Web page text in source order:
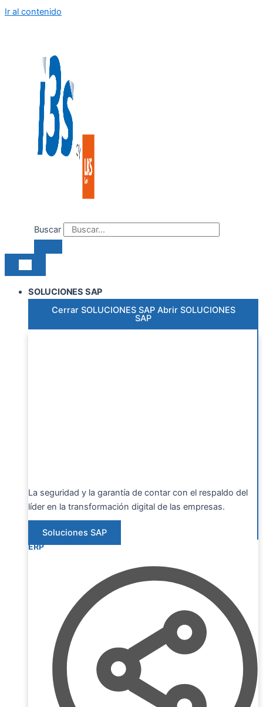
Ir al contenido
Buscar
SOLUCIONES SAP
Cerrar SOLUCIONES SAP Abrir SOLUCIONES
SAP
La seguridad y la garantía de contar con el respaldo del
líder en la transformación digital de las empresas.
Soluciones SAP
ERP